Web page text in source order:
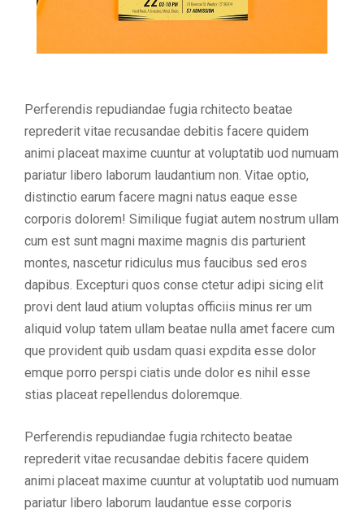
Perferendis repudiandae fugia rchitecto beatae
reprederit vitae recusandae debitis facere quidem
animi placeat maxime cuuntur at voluptatib uod numuam
pariatur libero laborum laudantium non. Vitae optio,
distinctio earum facere magni natus eaque esse
corporis dolorem! Similique fugiat autem nostrum ullam
cum est sunt magni maxime magnis dis parturient
montes, nascetur ridiculus mus faucibus sed eros
dapibus. Excepturi quos conse ctetur adipi sicing elit
provi dent laud atium voluptas officiis minus rer um
aliquid volup tatem ullam beatae nulla amet facere cum
que provident quib usdam quasi expdita esse dolor
emque porro perspi ciatis unde dolor es nihil esse
stias placeat repellendus doloremque.
Perferendis repudiandae fugia rchitecto beatae
reprederit vitae recusandae debitis facere quidem
animi placeat maxime cuuntur at voluptatib uod numuam
pariatur libero laborum laudantue esse corporis